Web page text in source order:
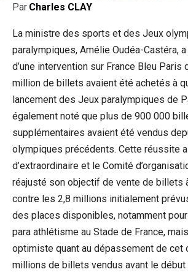
Par Charles CLAY
La ministre des sports et des Jeux
paralympiques, Amélie Oudéa-Castéra,
d’une intervention sur France Bleu Paris
million de billets avaient été achetés à
lancement des Jeux paralympiques de
également noté que plus de 900 000
supplémentaires avaient été vendus
olympiques précédents. Cette réussite
d’extraordinaire et le Comité
réajusté son objectif de vente de billets
contre les 2,8 millions initialement
des places disponibles, notamment
para athlétisme au Stade de France,
optimiste quant au dépassement de cet
millions de billets vendus avant le début